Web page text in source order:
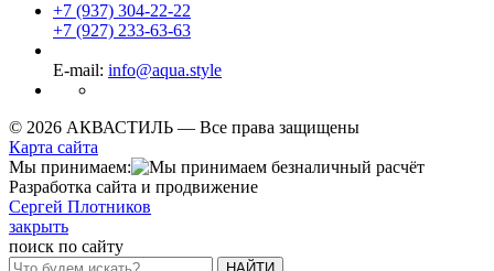
+7 (937) 304-22-22
+7 (927) 233-63-63
E-mail: info@aqua.style
© 2026 АКВАСТИЛЬ — Все права защищены
Карта сайта
Мы принимаем:
Разработка сайта и продвижение
Сергей Плотников
закрыть
поиск по сайту